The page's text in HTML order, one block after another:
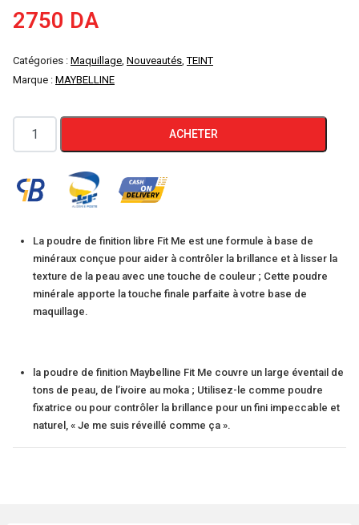
2750 DA
Catégories : Maquillage, Nouveautés,TEINT
Marque : MAYBELLINE
quantité
de
Maybelline,
Fit
Poudre
libre,
N°15
Clair,
ACHETER
La poudre de finition libre Fit Me est une formule à base de
minéraux conçue pour aider à contrôler la brillance et à lisser la
texture de la peau avec une touche de couleur ; Cette poudre
minérale apporte la touche finale parfaite à votre base de
maquillage.
la poudre de finition Maybelline Fit Me couvre un large éventail de
tons de peau, de l’ivoire au moka ; Utilisez-le comme poudre
fixatrice ou pour contrôler la brillance pour un fini impeccable et
naturel, « Je me suis réveillé comme ça ».